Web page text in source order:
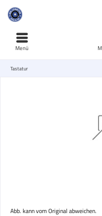
Menü
Tastatur
Abb. kann vom Original abweichen.